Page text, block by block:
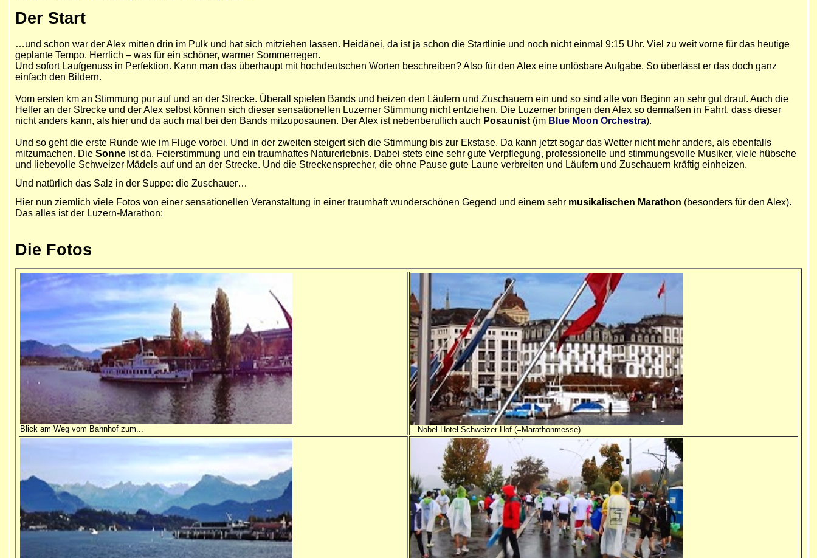
Der Start
…und schon war der Alex mitten drin im Pulk und hat sich mitziehen lassen. Heidänei, da ist ja schon die Startlinie und noch nicht einmal 9:15 Uhr. Viel zu weit vorne für das heutige
geplante Tempo. Herrlich – was für ein schöner, warmer Sommerregen.
Und sofort Laufgenuss in Perfektion. Kann man das überhaupt mit hochdeutschen Worten beschreiben? Also für den Alex eine unlösbare Aufgabe. So überlässt er das doch ganz
einfach den Bildern.
Vom ersten km an Stimmung pur auf und an der Strecke. Überall spielen Bands und heizen den Läufern und Zuschauern ein und so sind alle von Beginn an sehr gut drauf. Auch die
Helfer an der Strecke und der Alex selbst können sich dieser sensationellen Luzerner Stimmung nicht entziehen. Die Luzerner bringen den Alex so dermaßen in Fahrt, dass dieser
nicht anders kann, als hier und da auch mal bei den Bands mitzuposaunen. Der Alex ist nebenberuflich auch Posaunist (im Blue Moon Orchestra).
Und so geht die erste Runde wie im Fluge vorbei. Und in der zweiten steigert sich die Stimmung bis zur Ekstase. Da kann jetzt sogar das Wetter nicht mehr anders, als ebenfalls
mitzumachen. Die Sonne ist da. Feierstimmung und ein traumhaftes Naturerlebnis. Dabei stets eine sehr gute Verpflegung, professionelle und stimmungsvolle Musiker, viele hübsche
und liebevolle Schweizer Mädels auf und an der Strecke. Und die Streckensprecher, die ohne Pause gute Laune verbreiten und Läufern und Zuschauern kräftig einheizen.
Und natürlich das Salz in der Suppe: die Zuschauer…
Hier nun ziemlich viele Fotos von einer sensationellen Veranstaltung in einer traumhaft wunderschönen Gegend und einem sehr musikalischen Marathon (besonders für den Alex).
Das alles ist der Luzern-Marathon:
Die Fotos
Blick am Weg vom Bahnhof zum... ...Nobel-Hotel Schweizer Hof (=Marathonmesse)